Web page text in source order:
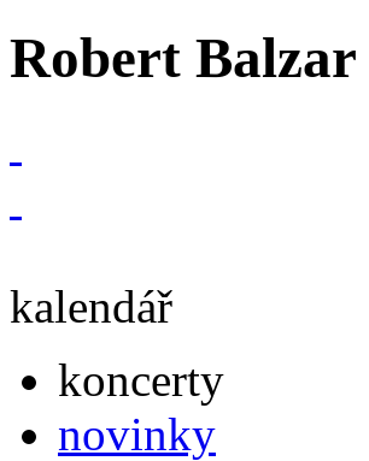
Robert Balzar
kalendář
koncerty
novinky